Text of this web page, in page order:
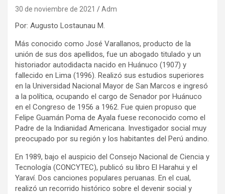
30 de noviembre de 2021 Adm
Por: Augusto Lostaunau M.
Más conocido como José Varallanos, producto de la
unión de sus dos apellidos, fue un abogado titulado y un
historiador autodidacta nacido en Huánuco (1907) y
fallecido en Lima (1996). Realizó sus estudios superiores
en la Universidad Nacional Mayor de San Marcos e ingresó
a la política, ocupando el cargo de Senador por Huánuco
en el Congreso de 1956 a 1962. Fue quien propuso que
Felipe Guamán Poma de Ayala fuese reconocido como el
Padre de la Indianidad Americana. Investigador social muy
preocupado por su región y los habitantes del Perú andino.
En 1989, bajo el auspicio del Consejo Nacional de Ciencia y
Tecnología (CONCYTEC), publicó su libro El Harahui y el
Yaraví. Dos canciones populares peruanas. En el cual,
realizó un recorrido histórico sobre el devenir social y